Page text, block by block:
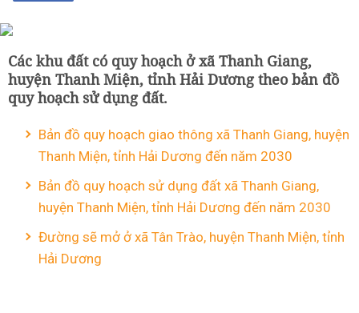
Các khu đất có quy hoạch ở xã Thanh Giang,
huyện Thanh Miện, tỉnh Hải Dương theo bản đồ
quy hoạch sử dụng đất.
Bản đồ quy hoạch giao thông xã Thanh Giang, huyện
Thanh Miện, tỉnh Hải Dương đến năm 2030
Bản đồ quy hoạch sử dụng đất xã Thanh Giang,
huyện Thanh Miện, tỉnh Hải Dương đến năm 2030
Đường sẽ mở ở xã Tân Trào, huyện Thanh Miện, tỉnh
Hải Dương